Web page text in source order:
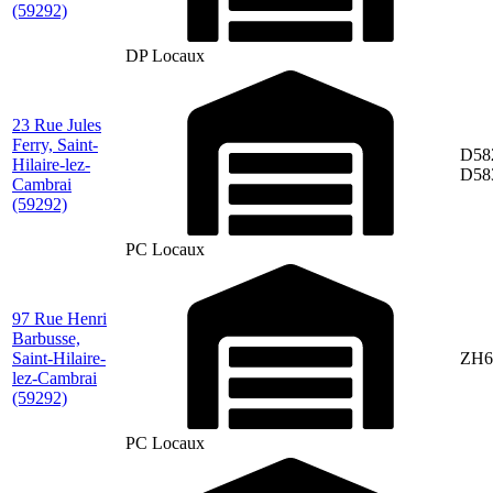
(59292)
DP Locaux
23 Rue Jules
Ferry, Saint-
Hilaire-lez-
Cambrai
(59292)
PC Locaux
97 Rue Henri
Barbusse,
Saint-Hilaire-
lez-Cambrai
(59292)
PC Locaux